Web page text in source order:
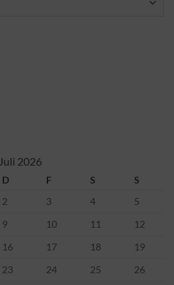
Juli 2026
D F S
S
2 3 4
5
9 10 11
12
16 17 18
19
23 24 25
26